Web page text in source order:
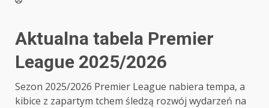
Aktualna tabela Premier
League 2025/2026
Sezon 2025/2026 Premier League nabiera tempa, a
kibice z zapartym tchem śledzą rozwój wydarzeń na